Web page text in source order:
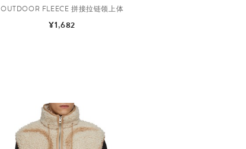
OUTDOOR FLEECE 拼接拉链领上体
¥1,682